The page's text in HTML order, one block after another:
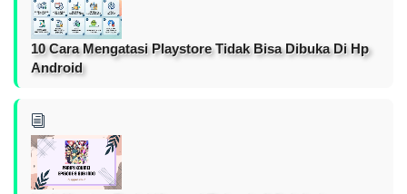
10 Cara Mengatasi Playstore Tidak Bisa Dibuka Di Hp
Android